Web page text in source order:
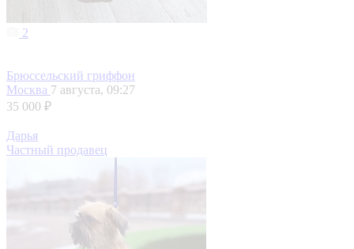
2
Брюссельский гриффон
Москва 7 августа, 09:27
35 000 ₽
Дарья
Частный продавец